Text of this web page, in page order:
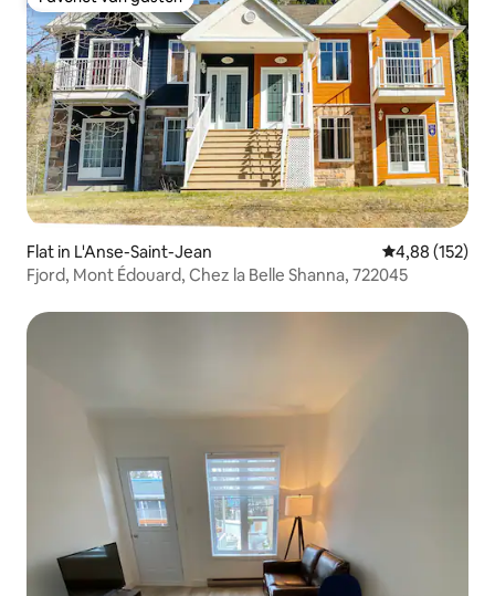
Favoriet van gasten
Flat in L'Anse-Saint-Jean Gemiddelde
4,88 (152)
Fjord, Mont Édouard, Chez la Belle Shanna, 722045